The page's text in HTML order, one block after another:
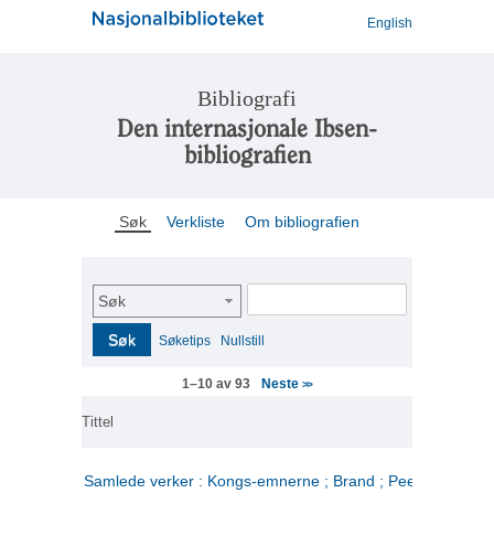
English
Bibliografi
Den internasjonale Ibsen-
bibliografien
Søk Verkliste Om bibliografien
Søk
Søk Søketips Nullstill
1–10 av 93 Neste>>
Tittel
Samlede verker : Kongs-emnerne ; Brand ; Peer Gynt. 2